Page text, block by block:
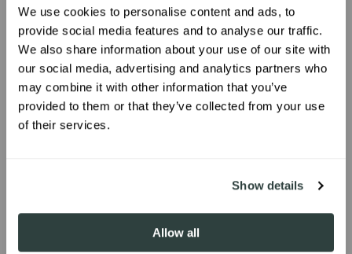
We use cookies to personalise content and ads, to
provide social media features and to analyse our traffic.
We also share information about your use of our site with
our social media, advertising and analytics partners who
may combine it with other information that you’ve
provided to them or that they’ve collected from your use
of their services.
Show details
Allow all
UNLOCK 10% OFF
Sign up to receive 10% off your first
order.